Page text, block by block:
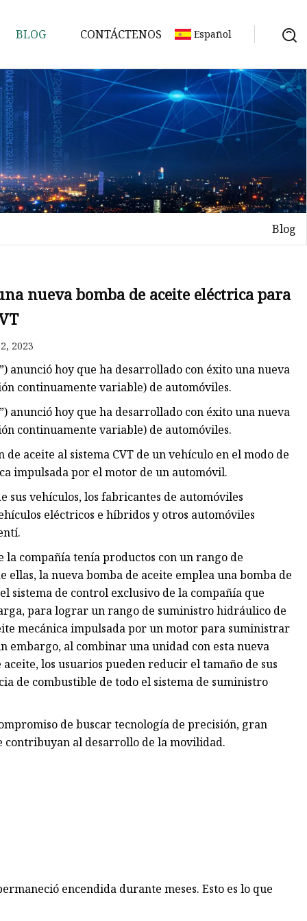
BLOG CONTÁCTENOS Español
Blog
nueva bomba de aceite eléctrica para
2023
anunció hoy que ha desarrollado con éxito una nueva
continuamente variable) de automóviles.
anunció hoy que ha desarrollado con éxito una nueva
continuamente variable) de automóviles.
aceite al sistema CVT de un vehículo en el modo de
impulsada por el motor de un automóvil.
sus vehículos, los fabricantes de automóviles
eléctricos e híbridos y otros automóviles
la compañía tenía productos con un rango de
la nueva bomba de aceite emplea una bomba de
sistema de control exclusivo de la compañía que
para lograr un rango de suministro hidráulico de
mecánica impulsada por un motor para suministrar
embargo, al combinar una unidad con esta nueva
los usuarios pueden reducir el tamaño de sus
de combustible de todo el sistema de suministro
de buscar tecnología de precisión, gran
al desarrollo de la movilidad.
encendida durante meses. Esto es lo que